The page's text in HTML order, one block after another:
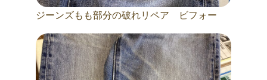
ジーンズもも部分の破れリペア ビフォー